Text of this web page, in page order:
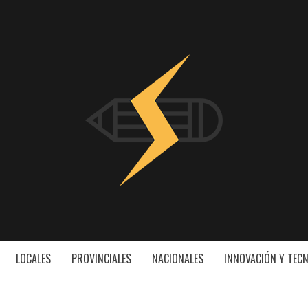
LOCALES PROVINCIALES NACIONALES INNOVACIÓN Y